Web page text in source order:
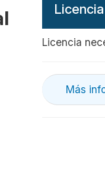
Licencia
Más